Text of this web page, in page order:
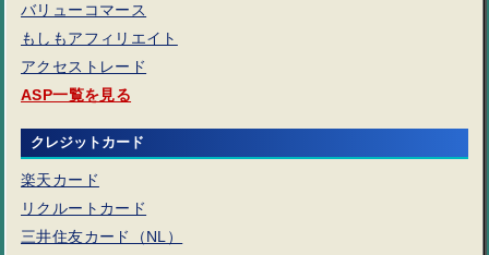
バリューコマース
もしもアフィリエイト
アクセストレード
ASP一覧を見る
クレジットカード
楽天カード
リクルートカード
三井住友カード（NL）